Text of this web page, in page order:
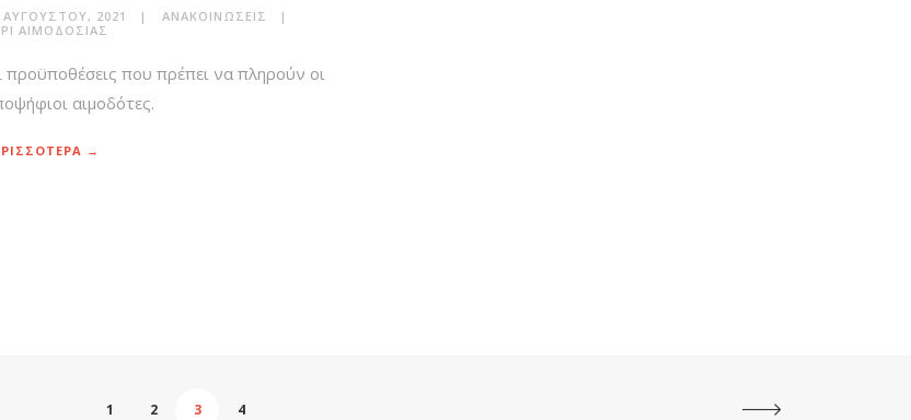
ΑΥΓΟΎΣΤΟΥ, 2021
ΑΝΑΚΟΙΝΏΣΕΙΣ
ΑΙΜΟΔΟΣΊΑΣ
προϋποθέσεις που πρέπει να πληρούν οι
αιμοδότες.
→
1 2 3 4